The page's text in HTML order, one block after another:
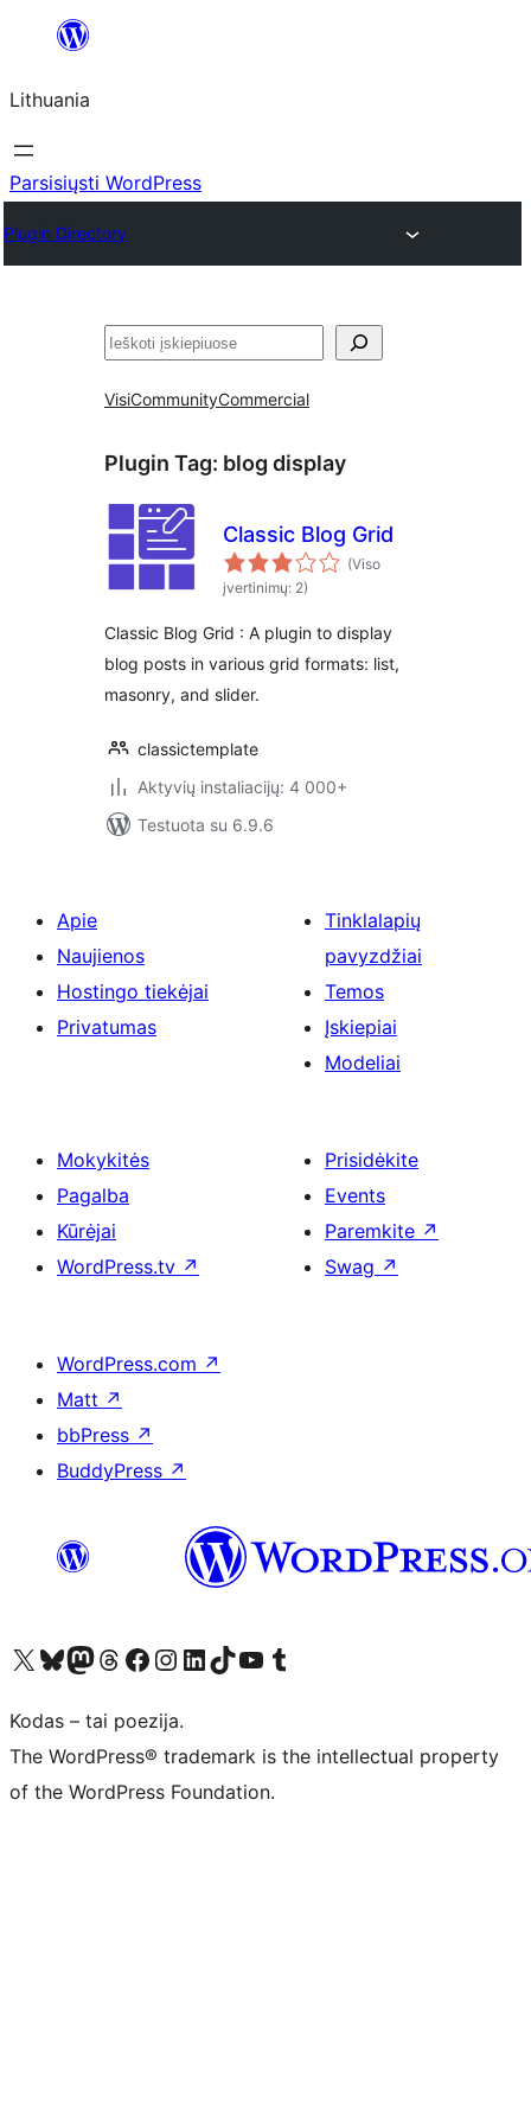
turinio
Lithuania
Parsisiųsti WordPress
Plugin Directory
Paieška
VisiCommunityCommercial
Plugin Tag: blog display
Classic Blog Grid
(Viso
įvertinimų: 2)
Classic Blog Grid : A plugin to display
blog posts in various grid formats: list,
masonry, and slider.
classictemplate
Aktyvių instaliacijų: 4 000+
Testuota su 6.9.6
Apie
Naujienos
Hostingo tiekėjai
Privatumas
Tinklalapių
pavyzdžiai
Temos
Įskiepiai
Modeliai
Mokykitės
Pagalba
Kūrėjai
WordPress.tv ↗
Prisidėkite
Events
Paremkite ↗
Swag ↗
WordPress.com ↗
Matt ↗
bbPress ↗
BuddyPress ↗
Visit our X (formerly Twitter) account
Apsilankykite mūsų Bluesky paskyroje
Visit our Mastodon account
Apsilankykite mūsų Threads paskyroje
Visit our Facebook page
Visit our Instagram account
Visit our LinkedIn account
Apsilankykite mūsų TikTok paskyroje
Visit our YouTube channel
Apsilankykite mūsų Tumblr paskyroje
Kodas – tai poezija.
The WordPress® trademark is the intellectual property
of the WordPress Foundation.